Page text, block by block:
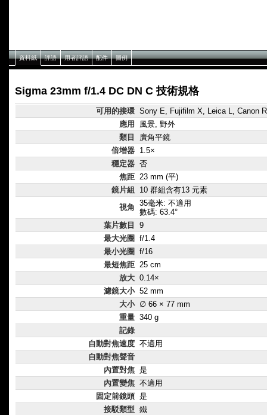
資料紙 評語 用者評語 配件 圖例
Sigma 23mm f/1.4 DC DN C 技術規格
可用的接環 Sony E, Fujifilm X, Leica L, Canon
應用
風景, 野外
類目
廣角平鏡
倍增器 1.5×
穩定器 否
焦距 23 mm (平)
鏡片組
10 群組含有13 元素
視角 35毫米: 不適用
數碼: 63.4°
葉片數目
9
最大光圈
f/1.4
最小光圈
f/16
最短焦距 25 cm
放大 0.14×
濾鏡大小 52 mm
大小 ∅ 66 × 77 mm
重量 340 g
記錄
自動對焦速度 不適用
自動對焦聲音
內置對焦 是
內置變焦 不適用
固定前鏡頭 是
接駁類型 鐵